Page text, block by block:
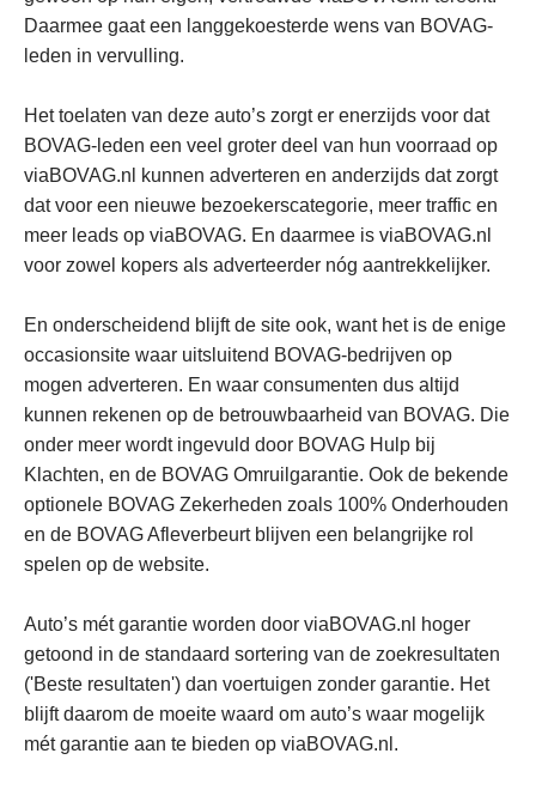
Daarmee gaat een langgekoesterde wens van BOVAG-
leden in vervulling.
Het toelaten van deze auto’s zorgt er enerzijds voor dat
BOVAG-leden een veel groter deel van hun voorraad op
viaBOVAG.nl kunnen adverteren en anderzijds dat zorgt
dat voor een nieuwe bezoekerscategorie, meer traffic en
meer leads op viaBOVAG. En daarmee is viaBOVAG.nl
voor zowel kopers als adverteerder nóg aantrekkelijker.
En onderscheidend blijft de site ook, want het is de enige
occasionsite waar uitsluitend BOVAG-bedrijven op
mogen adverteren. En waar consumenten dus altijd
kunnen rekenen op de betrouwbaarheid van BOVAG. Die
onder meer wordt ingevuld door BOVAG Hulp bij
Klachten, en de BOVAG Omruilgarantie. Ook de bekende
optionele BOVAG Zekerheden zoals 100% Onderhouden
en de BOVAG Afleverbeurt blijven een belangrijke rol
spelen op de website.
Auto’s mét garantie worden door viaBOVAG.nl hoger
getoond in de standaard sortering van de zoekresultaten
('Beste resultaten') dan voertuigen zonder garantie. Het
blijft daarom de moeite waard om auto’s waar mogelijk
mét garantie aan te bieden op viaBOVAG.nl.